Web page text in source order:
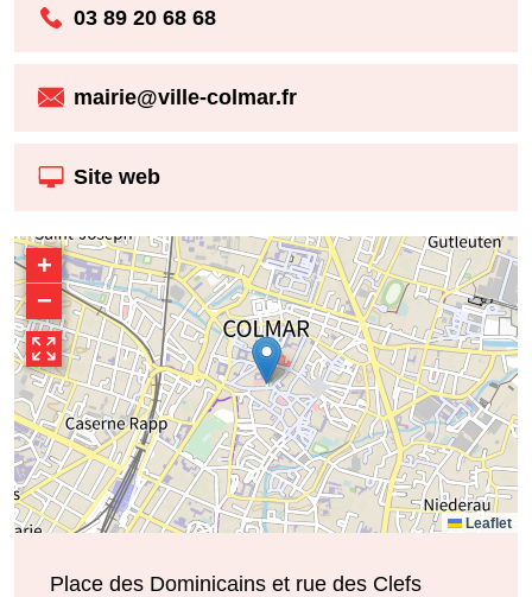
03 89 20 68 68
mairie@ville-colmar.fr
Site web
+
−
Leaflet
Place des Dominicains et rue des Clefs